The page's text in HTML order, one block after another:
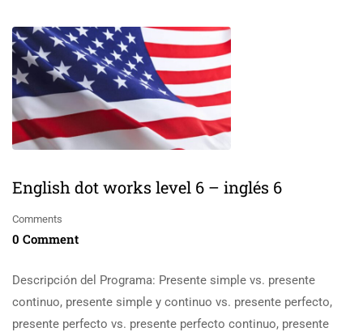
English dot works level 6 – inglés 6
Comments
0 Comment
Descripción del Programa: Presente simple vs. presente
continuo, presente simple y continuo vs. presente perfecto,
presente perfecto vs. presente perfecto continuo, presente